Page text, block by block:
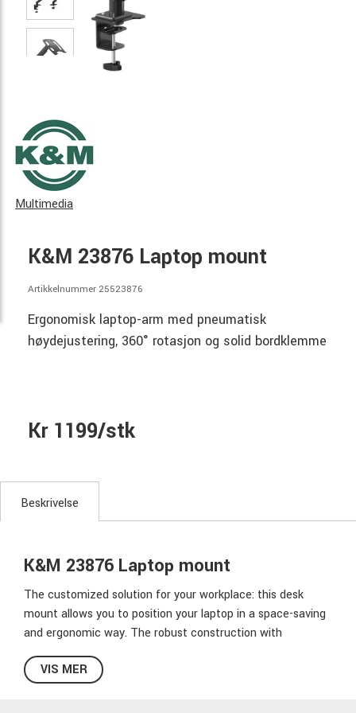
Multimedia
K&M 23876 Laptop mount
Artikkelnummer 25523876
Ergonomisk laptop-arm med pneumatisk
høydejustering, 360° rotasjon og solid bordklemme
Kr 1199/stk
Beskrivelse
K&M 23876 Laptop mount
The customized solution for your workplace: this desk
mount allows you to position your laptop in a space-saving
and ergonomic way. The robust construction with
integrated pneumatic spring can withstand loads of up to 9
kg. Thanks to the large, stable desk clamp (up to 60 mm
VIS MER